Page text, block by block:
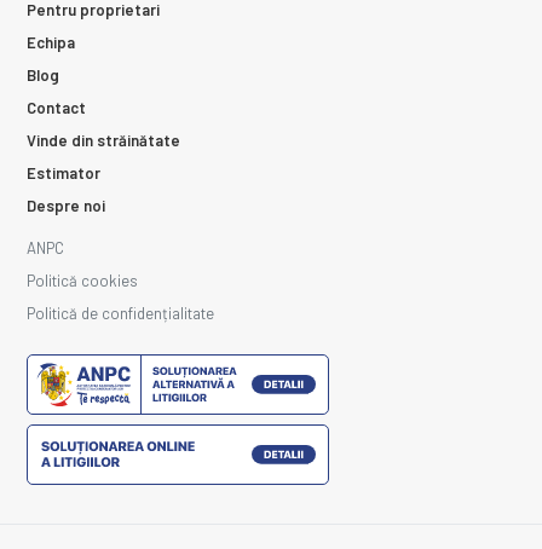
Pentru proprietari
Echipa
Blog
Contact
Vinde din străinătate
Estimator
Despre noi
ANPC
Politică cookies
Politică de confidențialitate